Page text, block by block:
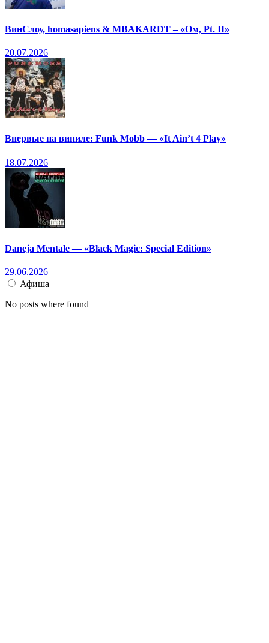
ВинСлоу, homasapiens & MBAKARDT – «Ом, Pt. II»
20.07.2026
Впервые на виниле: Funk Mobb — «It Ain’t 4 Play»
18.07.2026
Daneja Mentale — «Black Magic: Special Edition»
29.06.2026
Афиша
No posts where found